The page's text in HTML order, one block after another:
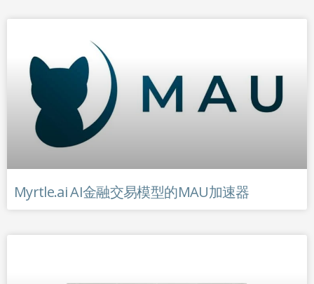
Myrtle.ai AI金融交易模型的MAU加速器